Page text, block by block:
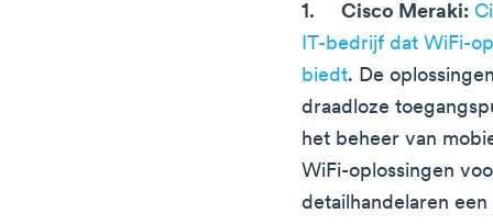
Cisco Meraki:
IT-bedrijf dat WiFi-
biedt. De
draadloze
het beheer van
WiFi-oplossingen
detailhandelaren